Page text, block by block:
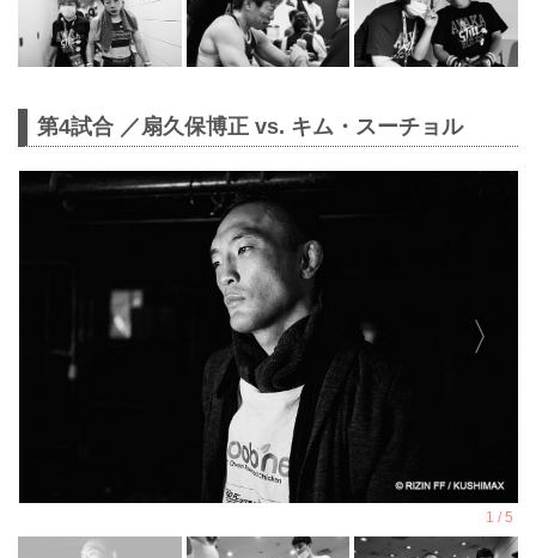
第4試合 ／扇久保博正 vs. キム・スーチョル